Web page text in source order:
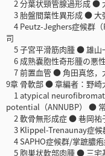
2 分葉状頸管腺過形成 ●
3 胎盤間葉性異形成 ● 大
4 Peutz-Jeghers症候群
司
5 子宮平滑筋肉腫 ● 雄山
6 成熟嚢胞性奇形腫の悪
7 前置血管 ● 角田真悠，
9章 骨軟部 ● 章編者：野崎
1 atypical
potential（ANNUBP） ●
2 軟骨無形成症 ● 巷岡祐
3 Klippel-Trenaunay症
4 SAPHO症候群/掌蹠膿
5 胞巣状軟部肉腫 ● 三宅